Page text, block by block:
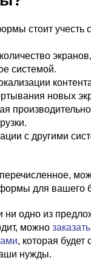
стоит учесть
экранов,
системой.
новых
с другими
для вашего
ни одно из
можно
, которая будет
нужды.